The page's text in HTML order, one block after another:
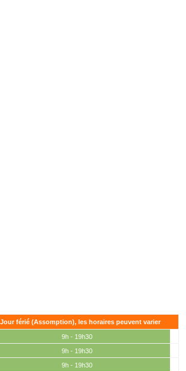
Jour férié (Assomption), les horaires peuvent varier
9h - 19h30
9h - 19h30
9h - 19h30